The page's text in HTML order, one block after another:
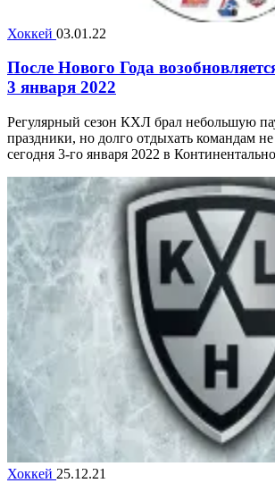
Хоккей 03.01.22
После Нового Года
3 января 2022
Регулярный сезон КХЛ брал небольшую
праздники, но долго отдыхать командам
сегодня 3-го января 2022 в
Хоккей 25.12.21